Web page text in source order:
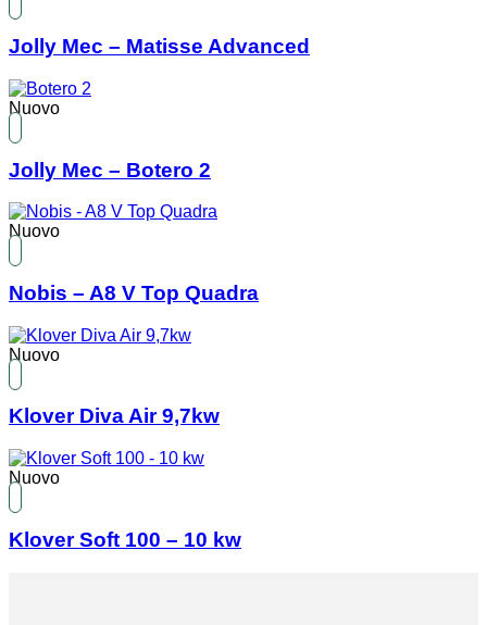
Jolly Mec – Matisse Advanced
Nuovo
Jolly Mec – Botero 2
Nuovo
Nobis – A8 V Top Quadra
Nuovo
Klover Diva Air 9,7kw
Nuovo
Klover Soft 100 – 10 kw